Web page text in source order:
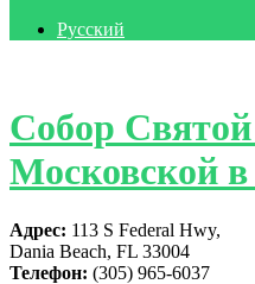
Русский
Собор
Московской
Адрес: 113 S Federal Hwy,
Dania Beach, FL 33004
Телефон: (305) 965-6037